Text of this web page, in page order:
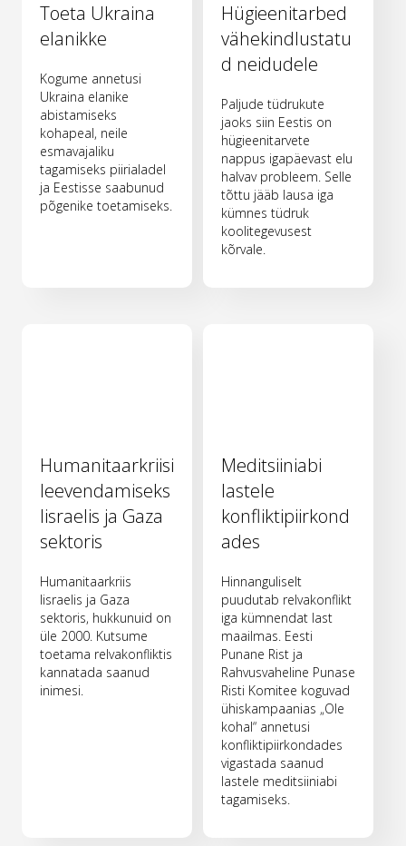
Toeta Ukraina
elanikke
Kogume annetusi
Ukraina elanike
abistamiseks
kohapeal, neile
esmavajaliku
tagamiseks piirialadel
ja Eestisse saabunud
põgenike toetamiseks.
Hügieenitarbed
vähekindlustatu
d neidudele
Paljude tüdrukute
jaoks siin Eestis on
hügieenitarvete
nappus igapäevast elu
halvav probleem. Selle
tõttu jääb lausa iga
kümnes tüdruk
koolitegevusest
kõrvale.
Humanitaarkriisi
leevendamiseks
Iisraelis ja Gaza
sektoris
Humanitaarkriis
Iisraelis ja Gaza
sektoris, hukkunuid on
üle 2000. Kutsume
toetama relvakonfliktis
kannatada saanud
inimesi.
Meditsiiniabi
lastele
konfliktipiirkond
ades
Hinnanguliselt
puudutab relvakonflikt
iga kümnendat last
maailmas. Eesti
Punane Rist ja
Rahvusvaheline Punase
Risti Komitee koguvad
ühiskampaanias „Ole
kohal“ annetusi
konfliktipiirkondades
vigastada saanud
lastele meditsiiniabi
tagamiseks.